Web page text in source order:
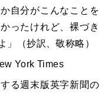
自分がこんなことを
ったけれど、裸づき
」（抄訳、敬称略）
York Times
る週末版英字新聞の